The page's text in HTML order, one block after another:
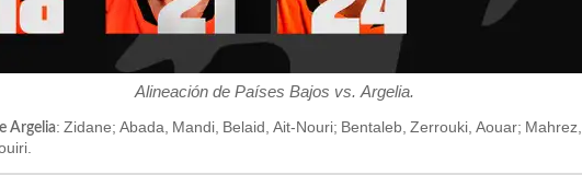
Alineación de Países Bajos vs. Argelia.
Argelia: Zidane; Abada, Mandi, Belaid, Ait-Nouri; Bentaleb, Zerrouki, Aouar; Mahrez,